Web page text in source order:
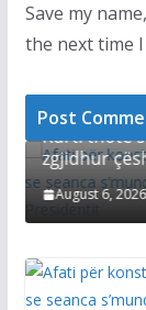
Save my
the next time
Afati për
Kurti thotë
zgjidhur
August 6, 2026